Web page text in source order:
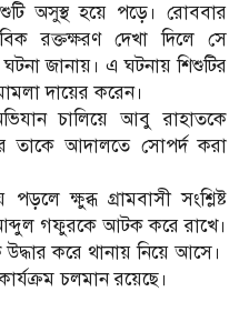
অসুস্থ হয়ে পড়ে। রোববার
রক্তক্ষরণ দেখা দিলে সে
জানায়। এ ঘটনায় শিশুটির
দায়ের করেন।
চালিয়ে আবু রাহাতকে
তাকে আদালতে সোপর্দ করা
ক্ষুব্ধ গ্রামবাসী সংশ্লিষ্ট
গফুরকে আটক করে রাখে।
করে থানায় নিয়ে আসে।
চলমান রয়েছে।